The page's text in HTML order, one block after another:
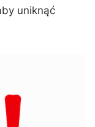
uniknąć